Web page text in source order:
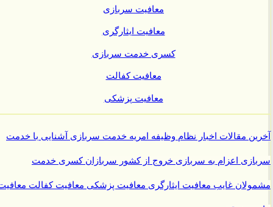
معافیت سربازی
معافیت ایثارگری
کسری خدمت سربازی
معافیت کفالت
معافیت پزشکی
مقالاتاخبار نظام وظیفهامریهخدمت سربازیآشنایی با خدمت
اعزام به سربازیخروج از کشور سربازانکسری خدمت
غایبمعافیت ایثارگریمعافیت پزشکیمعافیت کفالتمعافیت